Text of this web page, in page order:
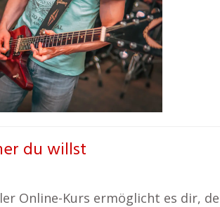
du willst
Online-Kurs ermöglicht es dir,